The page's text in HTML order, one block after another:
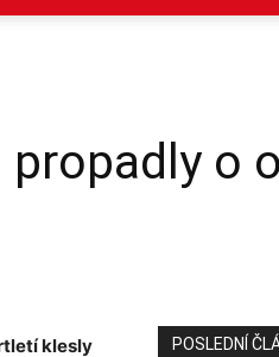
o
klesly
POSLEDNÍ